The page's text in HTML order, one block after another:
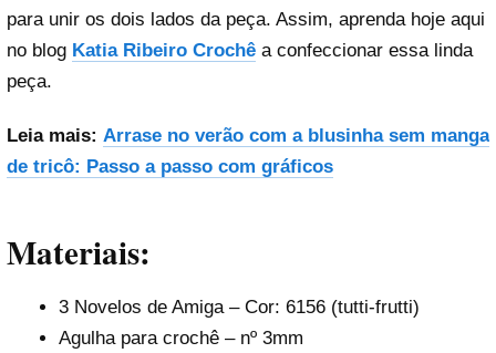
para unir os dois lados da peça. Assim, aprenda hoje aqui
no blog Katia Ribeiro Crochê a confeccionar essa linda
peça.
Leia mais: Arrase no verão com a blusinha sem manga
de tricô: Passo a passo com gráficos
Materiais:
3 Novelos de Amiga – Cor: 6156 (tutti-frutti)
Agulha para crochê – nº 3mm